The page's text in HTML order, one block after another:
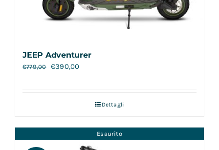
JEEP Adventurer
€779,00 €390,00
Dettagli
Esaurito